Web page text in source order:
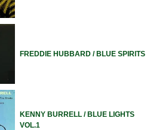
FREDDIE HUBBARD / BLUE SPIRITS
KENNY BURRELL / BLUE LIGHTS
VOL.1